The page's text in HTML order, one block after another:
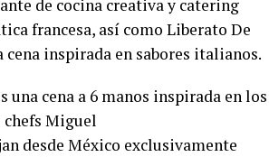
de cocina creativa y catering
francesa, así como Liberato De
inspirada en sabores italianos.
una cena a 6 manos inspirada en los
chefs Miguel
desde México exclusivamente